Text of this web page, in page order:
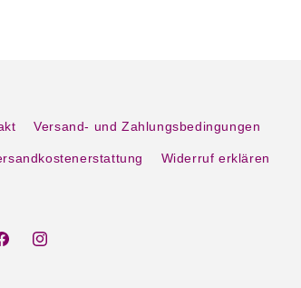
Versand- und Zahlungsbedingungen
Widerruf erklären
Instagram